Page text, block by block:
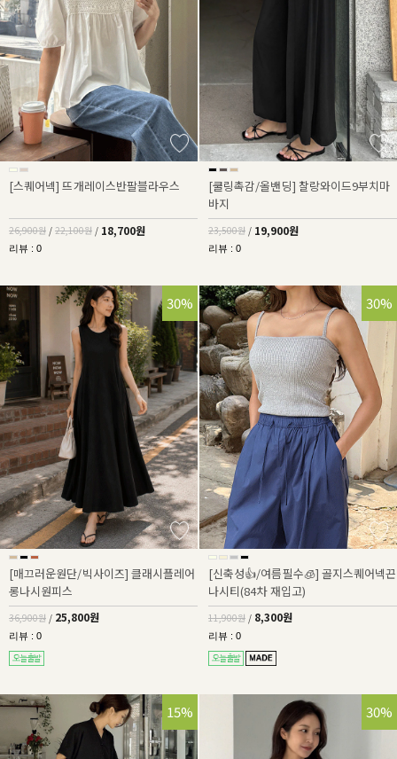
[스퀘어넥] 뜨개레이스반팔블라우스
26,900원 / 22,100원 / 18,700원
리뷰 : 0
[쿨링촉감/올밴딩] 찰랑와이드9부치마
바지
23,500원 / 19,900원
리뷰 : 0
30%
[매끄러운원단/빅사이즈] 클래시플레어
롱나시원피스
36,900원 / 25,800원
리뷰 : 0
30%
[신축성👍/여름필수🧊] 골지스퀘어넥끈
나시티(84차 재입고)
11,900원 / 8,300원
리뷰 : 0
25%
15% 30%